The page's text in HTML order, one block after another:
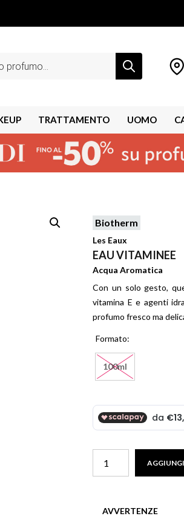
da qui.
TRATTAMENTO UOMO
Biotherm
Les Eaux
EAU VITAMINEE
Acqua Aromatica
Con un solo gesto,
vitamina E e agenti
profumo fresco ma
Formato
100ml
Vitaminee
AVVERTENZE